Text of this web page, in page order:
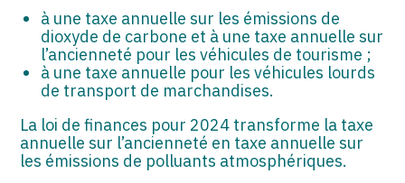
à une taxe annuelle sur les émissions de
dioxyde de carbone et à une taxe annuelle sur
l’ancienneté pour les véhicules de tourisme ;
à une taxe annuelle pour les véhicules lourds
de transport de marchandises.
La loi de finances pour 2024 transforme la taxe
annuelle sur l’ancienneté en taxe annuelle sur
les émissions de polluants atmosphériques.